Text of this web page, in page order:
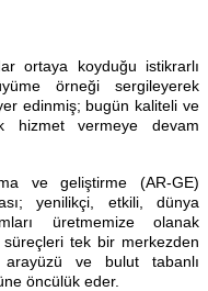
ortaya koyduğu istikrarlı
örneği sergileyerek
edinmiş; bugün kaliteli ve
hizmet vermeye devam
ve geliştirme (AR-GE)
yenilikçi, etkili, dünya
üretmemize olanak
süreçleri tek bir merkezden
arayüzü ve bulut tabanlı
öncülük eder.